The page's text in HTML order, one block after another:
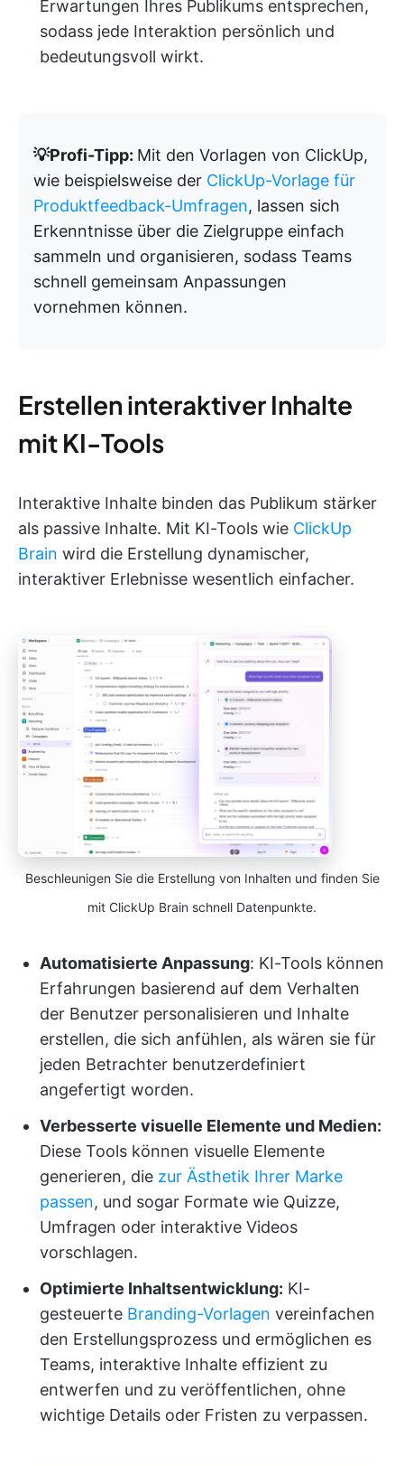
Erwartungen Ihres Publikums entsprechen,
sodass jede Interaktion persönlich und
bedeutungsvoll wirkt.
💡Profi-Tipp: Mit den Vorlagen von ClickUp,
wie beispielsweise der ClickUp-Vorlage für
Produktfeedback-Umfragen, lassen sich
Erkenntnisse über die Zielgruppe einfach
sammeln und organisieren, sodass Teams
schnell gemeinsam Anpassungen
vornehmen können.
Erstellen interaktiver Inhalte
mit KI-Tools
Interaktive Inhalte binden das Publikum stärker
als passive Inhalte. Mit KI-Tools wie ClickUp
Brain wird die Erstellung dynamischer,
interaktiver Erlebnisse wesentlich einfacher.
Beschleunigen Sie die Erstellung von Inhalten und finden Sie
mit ClickUp Brain schnell Datenpunkte.
Automatisierte Anpassung: KI-Tools können
Erfahrungen basierend auf dem Verhalten
der Benutzer personalisieren und Inhalte
erstellen, die sich anfühlen, als wären sie für
jeden Betrachter benutzerdefiniert
angefertigt worden.
Verbesserte visuelle Elemente und Medien:
Diese Tools können visuelle Elemente
generieren, die zur Ästhetik Ihrer Marke
passen, und sogar Formate wie Quizze,
Umfragen oder interaktive Videos
vorschlagen.
Optimierte Inhaltsentwicklung: KI-
gesteuerte Branding-Vorlagen vereinfachen
den Erstellungsprozess und ermöglichen es
Teams, interaktive Inhalte effizient zu
entwerfen und zu veröffentlichen, ohne
wichtige Details oder Fristen zu verpassen.